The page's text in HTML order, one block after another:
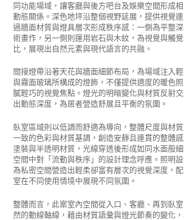
同功能場域，讓客廳與後方吧台及娛樂空間形成
動態關係。深色地坪沿整個視野延展，提供視覺
過牆面材質與燈具層次形成秩序感：一側為平整
術畫作，另一側則運用岩石與木紋，為視覺與觸
比，展現出自然元素與現代語言的共融。
間接燈帶沿著天花與牆面細節布局，為場域注入
與霧面玻璃所構成的燈飾，不僅提供適度的暖色
膩輕巧的視覺焦點。燈光的明暗變化與材質反射
出動態深度，為居者營造舒展且平衡的氛圍。
臥室區域則以低調而舒適為導向，整體尺度與材
一致的色彩與材質基調，創造安靜且連貫的整體
塗裝與半透明材質，光線穿透後形成如同水面般
空間中對「流動與秩序」的設計理念呼應。照明
為私密空間營造出輕柔卻富有層次的視覺深度，
室在不同使用情境中展現不同氛圍。
整體而言，此案室內空間從入口、客廳、再到臥
然的動線軸線，藉由材質語彙與燈光節奏的變化